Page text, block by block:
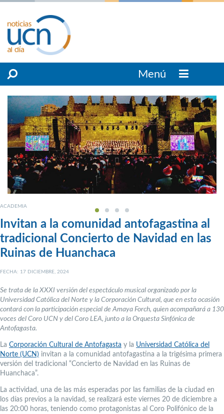
Menú
ACADEMIA
Invitan a la comunidad antofagastina al
tradicional Concierto de Navidad en las
Ruinas de Huanchaca
FECHA: 17 DICIEMBRE, 2024
Se trata de la XXXI versión del espectáculo musical organizado por la
Universidad Católica del Norte y la Corporación Cultural, que en esta ocasión
contará con la participación especial de Amaya Forch, quien acompañará a 130
voces del Coro UCN y del Coro LEA, junto a la Orquesta Sinfónica de
Antofagasta.
La Corporación Cultural de Antofagasta y la Universidad Católica del
Norte (UCN) invitan a la comunidad antofagastina a la trigésima primera
versión del tradicional “Concierto de Navidad en las Ruinas de
Huanchaca”.
La actividad, una de las más esperadas por las familias de la ciudad en
los días previos a la navidad, se realizará este viernes 20 de diciembre a
las 20:00 horas, teniendo como protagonistas al Coro Polifónico de la